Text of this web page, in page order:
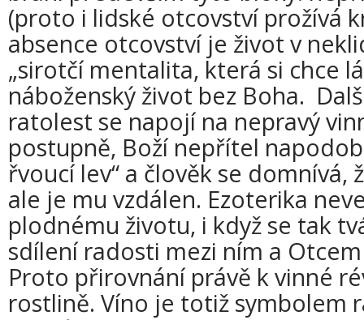
(proto i lidské otcovství prožívá
absence otcovství je život v
„sirotčí mentalita, která si chce
náboženský život bez Boha.
ratolest se napojí na nepravý
postupně, Boží nepřítel
řvoucí lev“ a člověk se domnívá,
ale je mu vzdálen. Ezoterika
plodnému životu, i když se tak
sdílení radosti mezi ním a
Proto přirovnání právě k vinné
rostlině. Víno je totiž symbolem